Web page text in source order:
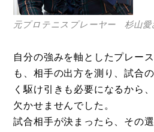
登録
元プロテニスプレーヤー 杉山愛
自分の強みを軸としたプレー
も、相手の出方を測り、試合
く駆け引きも必要になるから
欠かせませんでした。
試合相手が決まったら、その